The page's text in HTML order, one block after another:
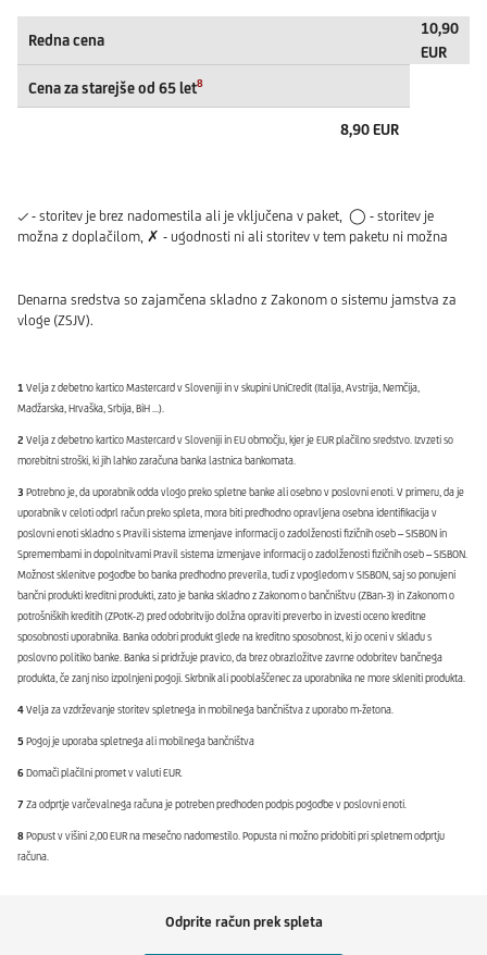
Redna cena
10,90
EUR
Cena za starejše od 65 let8
8,90 EUR
✓ - storitev je brez nadomestila ali je vključena v paket, ◯ - storitev je
možna z doplačilom, ✗ - ugodnosti ni ali storitev v tem paketu ni možna
Denarna sredstva so zajamčena skladno z Zakonom o sistemu jamstva za
vloge (ZSJV).
1 Velja z debetno kartico Mastercard v Sloveniji in v skupini UniCredit (Italija, Avstrija, Nemčija,
Madžarska, Hrvaška, Srbija, BiH ...).
2 Velja z debetno kartico Mastercard v Sloveniji in EU območju, kjer je EUR plačilno sredstvo. Izvzeti so
morebitni stroški, ki jih lahko zaračuna banka lastnica bankomata.
3 Potrebno je, da uporabnik odda vlogo preko spletne banke ali osebno v poslovni enoti. V primeru, da je
uporabnik v celoti odprl račun preko spleta, mora biti predhodno opravljena osebna identifikacija v
poslovni enoti skladno s Pravili sistema izmenjave informacij o zadolženosti fizičnih oseb – SISBON in
Spremembami in dopolnitvami Pravil sistema izmenjave informacij o zadolženosti fizičnih oseb – SISBON.
Možnost sklenitve pogodbe bo banka predhodno preverila, tudi z vpogledom v SISBON, saj so ponujeni
bančni produkti kreditni produkti, zato je banka skladno z Zakonom o bančništvu (ZBan-3) in Zakonom o
potrošniških kreditih (ZPotK-2) pred odobritvijo dolžna opraviti preverbo in izvesti oceno kreditne
sposobnosti uporabnika. Banka odobri produkt glede na kreditno sposobnost, ki jo oceni v skladu s
poslovno politiko banke. Banka si pridržuje pravico, da brez obrazložitve zavrne odobritev bančnega
produkta, če zanj niso izpolnjeni pogoji. Skrbnik ali pooblaščenec za uporabnika ne more skleniti produkta.
4Velja za vzdrževanje storitev spletnega in mobilnega bančništva z uporabo m-žetona.
5Pogoj je uporaba spletnega ali mobilnega bančništva
6Domači plačilni promet v valuti EUR.
7Za odprtje varčevalnega računa je potreben predhoden podpis pogodbe v poslovni enoti.
8Popust v višini 2,00 EUR na mesečno nadomestilo. Popusta ni možno pridobiti pri spletnem odprtju
računa.
Odprite račun prek spleta